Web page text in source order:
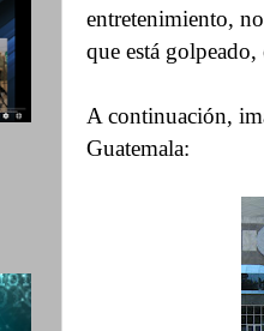
entretenimiento,
que está
A continuación,
Guatemala: